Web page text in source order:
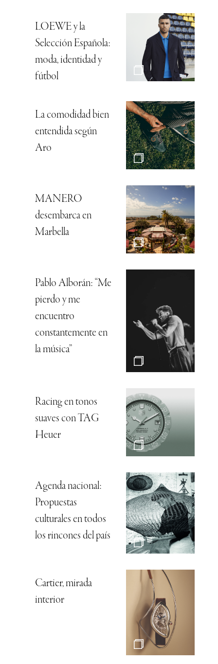
LOEWE y la
Selección Española:
moda, identidad y
fútbol
La comodidad bien
entendida según
Aro
MANERO
desembarca en
Marbella
Pablo Alborán: “Me
pierdo y me
encuentro
constantemente en
la música”
Racing en tonos
suaves con TAG
Heuer
Agenda nacional:
Propuestas
culturales en todos
los rincones del país
Cartier, mirada
interior